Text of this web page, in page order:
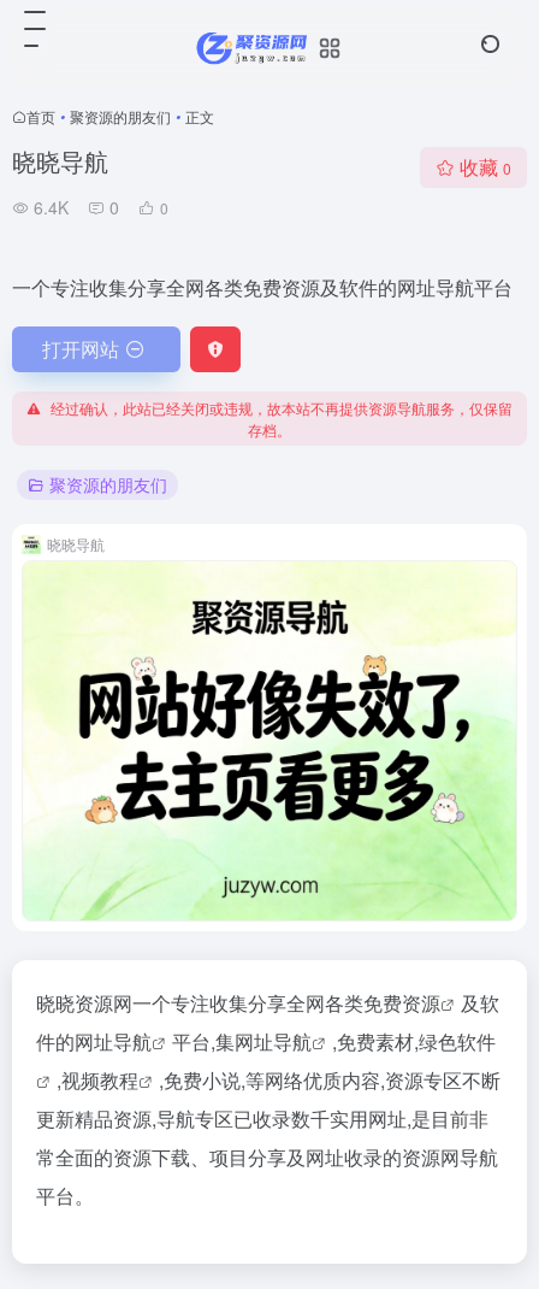
首页 • 聚资源的朋友们 • 正文
晓晓导航
6.4K 0 0
收藏 0
一个专注收集分享全网各类免费资源及软件的网址导航平台
打开网站
经过确认，此站已经关闭或违规，故本站不再提供资源导航服务，仅保留
存档。
聚资源的朋友们
晓晓导航
晓晓资源网一个专注收集分享全网各类免费资源
及软
件的网址导航 平台,集网址导航 ,免费素材,绿色软件
,视频教程
,免费小说,等网络优质内容,资源专区不断
更新精品资源,导航专区已收录数千实用网址,是目前非
常全面的资源下载、项目分享及网址收录的资源网导航
平台。